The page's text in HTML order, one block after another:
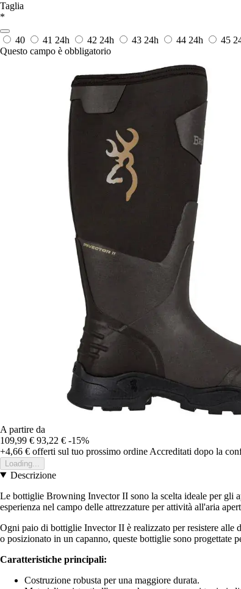
Taglia
*
40 41 24h 42 24h 43 24h 44 24h 45
Questo campo è obbligatorio
A partire da
109,99 € 93,22 € -15%
+4,66 € offerti sul tuo prossimo ordine Accreditati dopo la
Loading...
Descrizione
Le bottiglie Browning Invector II sono la scelta ideale per gli
esperienza nel campo delle attrezzature per attività all'aria
Ogni paio di bottiglie Invector II è realizzato per resistere alle
o posizionato in un capanno, queste bottiglie sono progettate
Caratteristiche principali:
Costruzione robusta per una maggiore durata.